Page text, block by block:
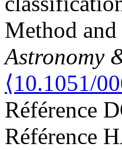
Method
Astronomy
⟨10.1051/
Référence
Référence